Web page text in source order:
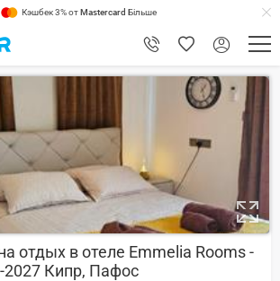
Кэшбек 3% отMastercard Більше
9.2
отдых в отеле Emmelia Rooms -
2027 Кипр, Пафос